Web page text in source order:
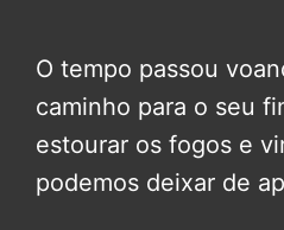
O tempo passou
caminho para o seu
estourar os fogos e
podemos deixar de